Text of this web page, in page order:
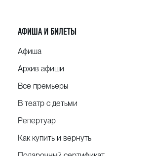
АФИША И БИЛЕТЫ
Афиша
Архив афиши
Все премьеры
В театр с детьми
Репертуар
Как купить и вернуть